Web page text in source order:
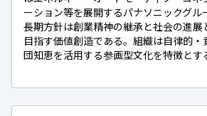
ーション等を展開するパナソニックグル
長期方針は創業精神の継承と社会の進展
目指す価値創造である。組織は自律的・
団知恵を活用する参画型文化を特徴とす